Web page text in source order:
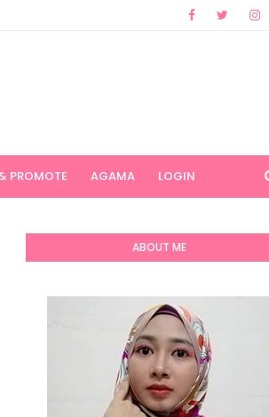
PROMOTE AGAMA LOGIN
ABOUT ME